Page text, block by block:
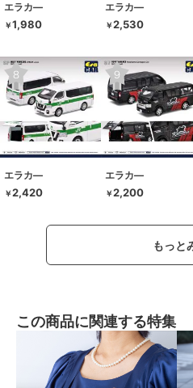
エラカ―
￥1,980
エラカ―
￥2,530
エラカ―
￥2,420
エラカ―
￥2,200
もっと
この商品に関連する特集